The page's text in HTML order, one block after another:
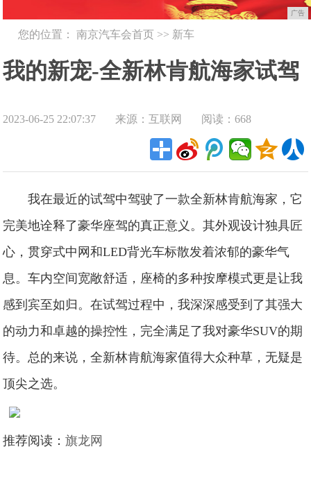
广告
您的位置：南京汽车会首页 >> 新车
我的新宠-全新林肯航海家试驾
评测
2023-06-25 22:07:37 来源：互联网 阅读：668
我在最近的试驾中驾驶了一款全新林肯航海家，它
完美地诠释了豪华座驾的真正意义。其外观设计独具匠
心，贯穿式中网和LED背光车标散发着浓郁的豪华气
息。车内空间宽敞舒适，座椅的多种按摩模式更是让我
感到宾至如归。在试驾过程中，我深深感受到了其强大
的动力和卓越的操控性，完全满足了我对豪华SUV的期
待。总的来说，全新林肯航海家值得大众种草，无疑是
顶尖之选。
推荐阅读：旗龙网